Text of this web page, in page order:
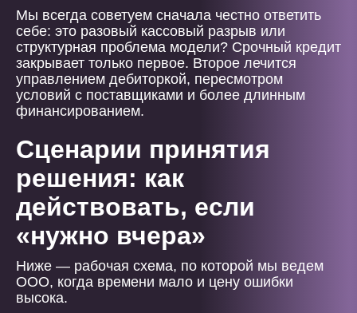
Мы всегда советуем сначала честно ответить
себе: это разовый кассовый разрыв или
структурная проблема модели? Срочный кредит
закрывает только первое. Второе лечится
управлением дебиторкой, пересмотром
условий с поставщиками и более длинным
финансированием.
Сценарии принятия
решения: как
действовать, если
«нужно вчера»
Ниже — рабочая схема, по которой мы ведем
ООО, когда времени мало и цену ошибки
высока.